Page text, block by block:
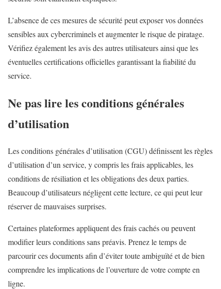
L’absence de ces mesures de sécurité peut exposer vos données
sensibles aux cybercriminels et augmenter le risque de piratage.
Vérifiez également les avis des autres utilisateurs ainsi que les
éventuelles certifications officielles garantissant la fiabilité du
service.
Ne pas lire les conditions générales
d’utilisation
Les conditions générales d’utilisation (CGU) définissent les règles
d’utilisation d’un service, y compris les frais applicables, les
conditions de résiliation et les obligations des deux parties.
Beaucoup d’utilisateurs négligent cette lecture, ce qui peut leur
réserver de mauvaises surprises.
Certaines plateformes appliquent des frais cachés ou peuvent
modifier leurs conditions sans préavis. Prenez le temps de
parcourir ces documents afin d’éviter toute ambiguïté et de bien
comprendre les implications de l’ouverture de votre compte en
ligne.